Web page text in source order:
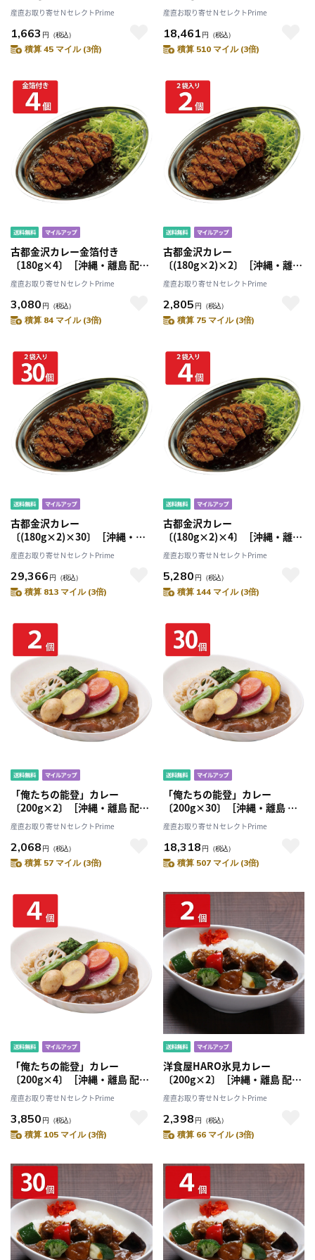
不可］
産直お取り寄せＮセレクトPrime
1,663 円 （税込）
積算 45 マイル (3倍)
送不可］
産直お取り寄せＮセレクトPrime
18,461 円 （税込）
積算 510 マイル (3倍)
古都金沢カレー金箔付き
〔180g×4〕［沖縄・離島 配送
不可］
産直お取り寄せＮセレクトPrime
3,080 円 （税込）
積算 84 マイル (3倍)
古都金沢カレー
〔(180g×2)×2〕［沖縄・離島
配送不可］
産直お取り寄せＮセレクトPrime
2,805 円 （税込）
積算 75 マイル (3倍)
古都金沢カレー
〔(180g×2)×30〕［沖縄・離
島 配送不可］
産直お取り寄せＮセレクトPrime
29,366 円 （税込）
積算 813 マイル (3倍)
古都金沢カレー
〔(180g×2)×4〕［沖縄・離島
配送不可］
産直お取り寄せＮセレクトPrime
5,280 円 （税込）
積算 144 マイル (3倍)
「俺たちの能登」カレー
〔200g×2〕［沖縄・離島 配送
不可］
産直お取り寄せＮセレクトPrime
2,068 円 （税込）
積算 57 マイル (3倍)
「俺たちの能登」カレー
〔200g×30〕［沖縄・離島 配
送不可］
産直お取り寄せＮセレクトPrime
18,318 円 （税込）
積算 507 マイル (3倍)
「俺たちの能登」カレー
〔200g×4〕［沖縄・離島 配送
不可］
産直お取り寄せＮセレクトPrime
3,850 円 （税込）
積算 105 マイル (3倍)
洋食屋HARO氷見カレー
〔200g×2〕［沖縄・離島 配送
不可］
産直お取り寄せＮセレクトPrime
2,398 円 （税込）
積算 66 マイル (3倍)